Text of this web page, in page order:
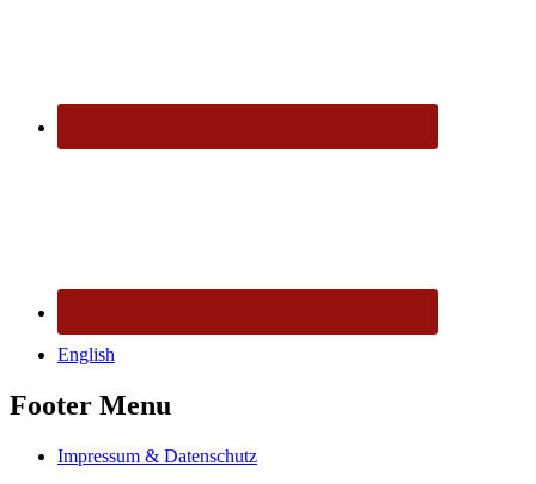
English
Footer Menu
Impressum & Datenschutz